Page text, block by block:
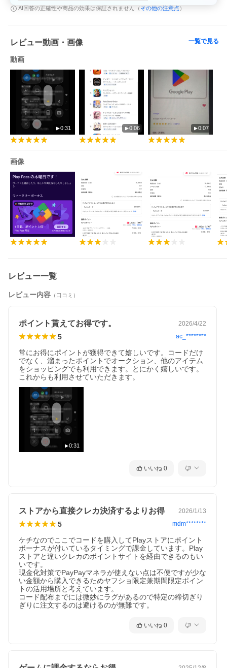
AI回答の正確性や商品の効果は保証されません（ その他の注意点 ）
レビュー動画・画像 一覧で見る
動画
0:31 0:06 0:07
画像
レビュー一覧
レビュー内容 （口コミ）
ポイント貰えてお得です。 2026/4/22
5 ac_********
常にお得にポイントが獲得できて嬉しいです。コードだけ
でなく、溜まったポイントでオークション、他のアイテム
をショッピングでも利用できます。とにかく嬉しいです。
これからも利用させていただきます。
0:31
いいね 0
ストアから直接クレカ決済するよりお得 2026/1/13
5 mdm********
ケチなのでここでコードを購入してPlayストアにポイント
ボーナスが付いているタイミングで課金しています。Play
ストアと違いクレカのポイントサイトを経由できるのもい
いです。
現金化対策でPayPayマネラが使えない点は不便ですが少な
い金額から購入できるためヤフショ限定兼期間限定ポイン
トの活用場所と考えています。
コード配布までには微妙にラグがあるので特定の締切ぎり
ぎりに注文するのは避けるのが無難です。
いいね 0